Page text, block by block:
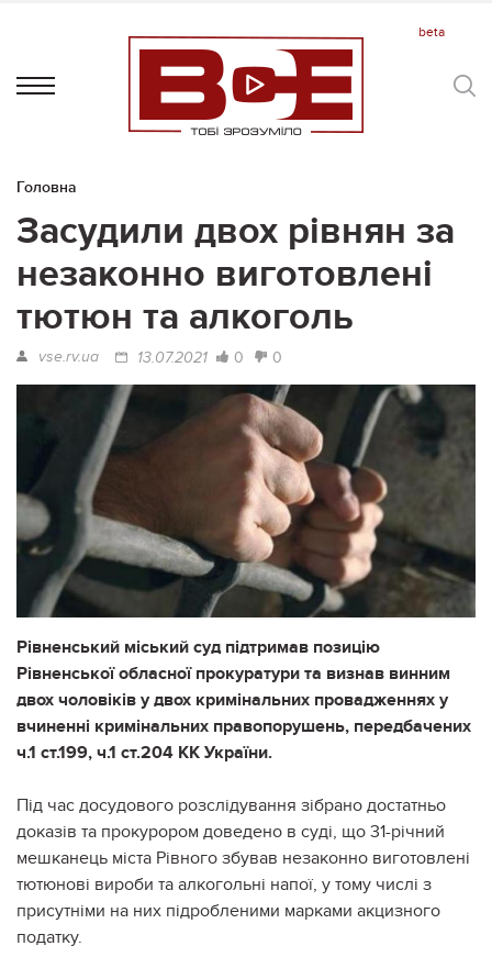
Головна
Засудили двох рівнян за
незаконно виготовлені
тютюн та алкоголь
vse.rv.ua 13.07.2021 0 0
Рівненський міський суд підтримав позицію
Рівненської обласної прокуратури та визнав винним
двох чоловіків у двох кримінальних провадженнях у
вчиненні кримінальних правопорушень, передбачених
ч.1 ст.199, ч.1 ст.204 КК України.
Під час досудового розслідування зібрано достатньо
доказів та прокурором доведено в суді, що 31-річний
мешканець міста Рівного збував незаконно виготовлені
тютюнові вироби та алкогольні напої, у тому числі з
присутніми на них підробленими марками акцизного
податку.